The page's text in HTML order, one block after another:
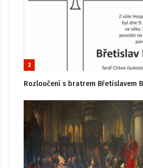
2
Rozloučení s bratrem Břetislavem